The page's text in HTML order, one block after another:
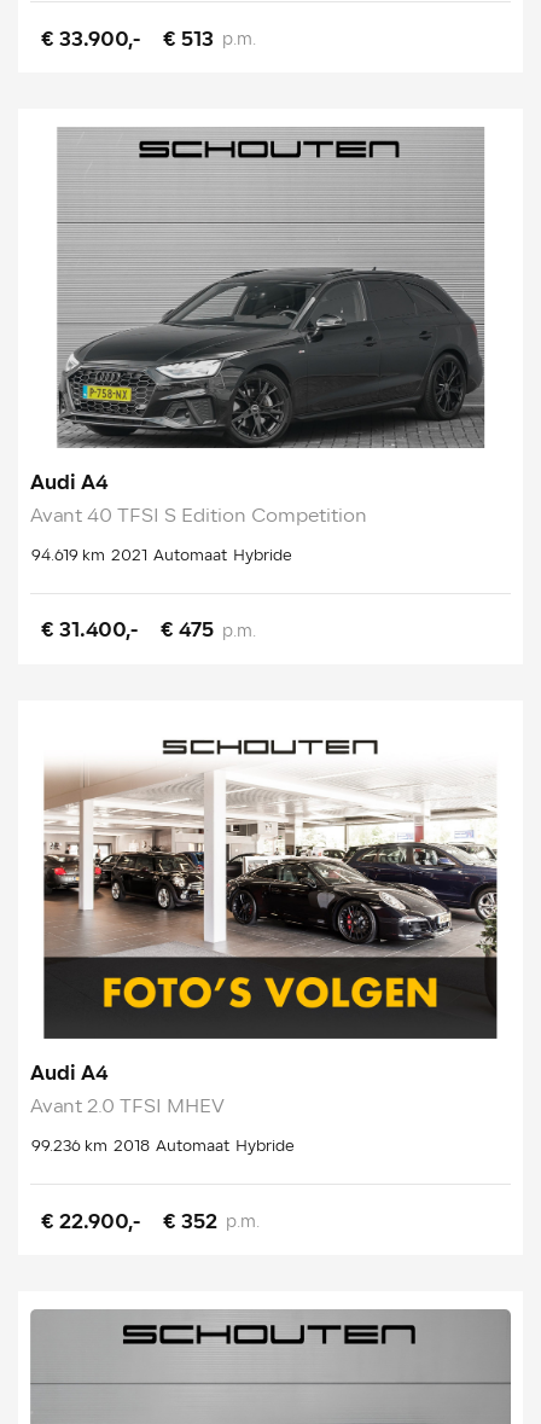
€ 33.900,- € 513 p.m.
Audi A4
Avant 40 TFSI S Edition Competition
94.619 km 2021 Automaat Hybride
€ 31.400,- € 475 p.m.
Audi A4
Avant 2.0 TFSI MHEV
99.236 km 2018 Automaat Hybride
€ 22.900,- € 352 p.m.